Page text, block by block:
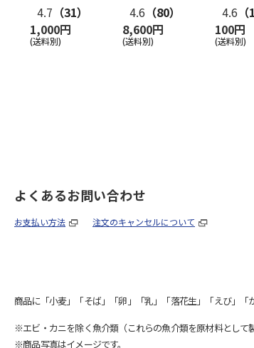
4.7 （31）
1,000円
(送料別)
4.6 （80）
8,600円
(送料別)
4.6
100円
(送料別)
よくあるお問い合わせ
お支払い方法 注文のキャンセルについて
商品に「小麦」「そば」「卵」「乳」「落花生」「えび」「
※エビ・カニを除く魚介類（これらの魚介類を原材料として
※商品写真はイメージです。